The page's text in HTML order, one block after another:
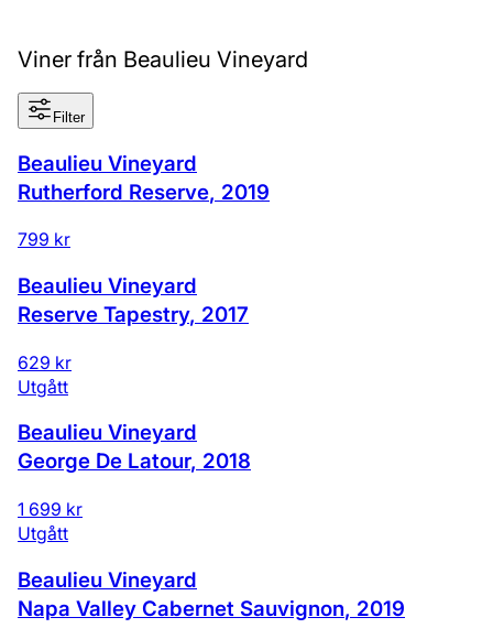
Viner från Beaulieu Vineyard
Filter
Beaulieu Vineyard
Rutherford Reserve, 2019
799 kr
Beaulieu Vineyard
Reserve Tapestry, 2017
629 kr
Utgått
Beaulieu Vineyard
George De Latour, 2018
1 699 kr
Utgått
Beaulieu Vineyard
Napa Valley Cabernet Sauvignon, 2019